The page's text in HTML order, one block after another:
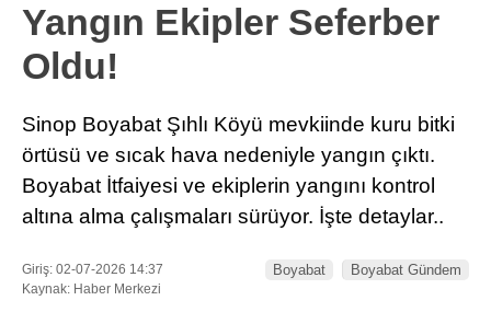
Yangın Ekipler Seferber
Oldu!
Sinop Boyabat Şıhlı Köyü mevkiinde kuru bitki
örtüsü ve sıcak hava nedeniyle yangın çıktı.
Boyabat İtfaiyesi ve ekiplerin yangını kontrol
altına alma çalışmaları sürüyor. İşte detaylar..
Giriş: 02-07-2026 14:37
Kaynak: Haber Merkezi
Boyabat Boyabat Gündem